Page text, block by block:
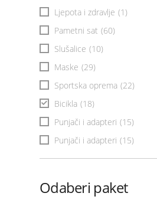
Ljepota i zdravlje (1)
Pametni sat (60)
Slušalice (10)
Maske (29)
Sportska oprema (22)
Bicikla (18)
Punjači i adapteri (15)
Punjači i adapteri (15)
Odaberi paket